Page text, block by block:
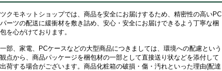
ツクモネットショップでは、商品を安全にお届けするため、精密性の高いPC
パーツの配送に緩衝材を敷き詰め、安心・安全にお届けできるよう丁寧な梱
包を心がけております。
一部、家電、PCケースなどの大型商品につきましては、環境への配慮という
観点から、商品パッケージを梱包材の一部として直接送り状などを添付して
出荷する場合がございます。商品化粧箱の破損・傷・汚れといった理由(配達